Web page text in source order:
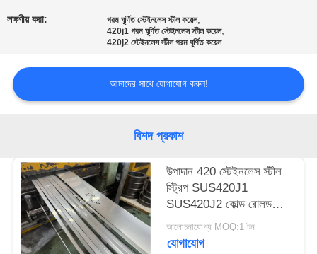
আবেদন
PRIVACY
POLICY
লক্ষণীয় করা: গরম ঘূর্ণিত স্টেইনলেস স্টীল কয়েল,
420j1 গরম ঘূর্ণিত স্টেইনলেস স্টীল কয়েল,
420j2 স্টেইনলেস স্টীল গরম ঘূর্ণিত কয়েল
আমাদের সাথে যোগাযোগ করুন!
বিশদ প্রকাশ
উপাদান 420 স্টেইনলেস স্টীল
স্ট্রিপ SUS420J1
SUS420J2 কোল্ড রোলড
আলোচনাযোগ্য MOQ:1 টন
যোগাযোগ